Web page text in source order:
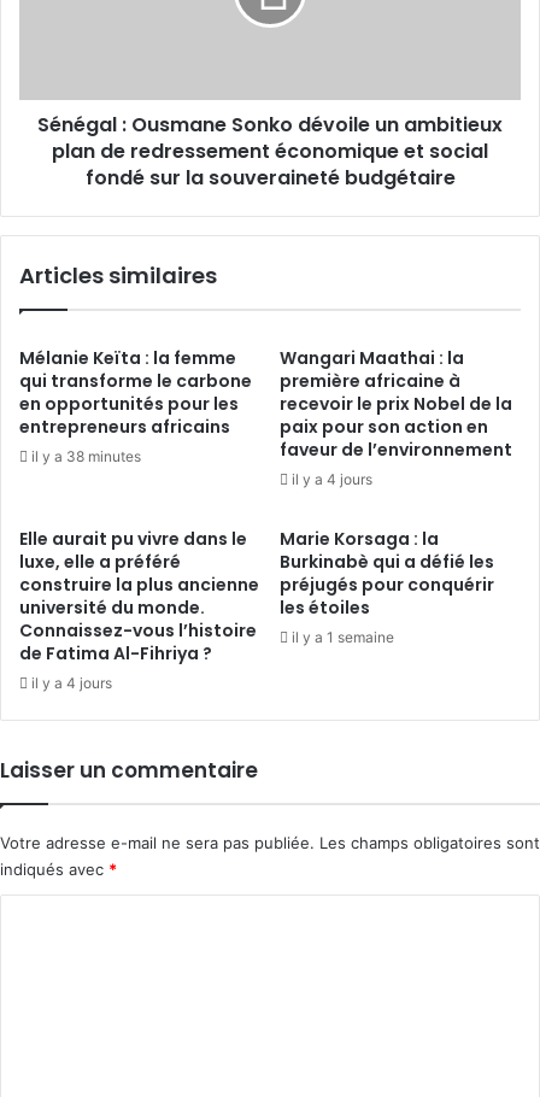
de
redressement
économique
fondé
la
Sénégal : Ousmane Sonko dévoile un ambitieux
plan de redressement économique et social
fondé sur la souveraineté budgétaire
Articles similaires
Mélanie Keïta : la femme
qui transforme le carbone
en opportunités pour les
entrepreneurs africains
il y a 38 minutes
Wangari Maathai : la
première africaine à
recevoir le prix Nobel de la
paix pour son action en
faveur de l’environnement
il y a 4 jours
Elle aurait pu vivre dans le
luxe, elle a préféré
construire la plus ancienne
université du monde.
Connaissez-vous l’histoire
de Fatima Al-Fihriya ?
il y a 4 jours
Marie Korsaga : la
Burkinabè qui a défié les
préjugés pour conquérir
les étoiles
il y a 1 semaine
Laisser un commentaire
Votre adresse e-mail ne sera pas publiée. Les champs obligatoires sont
indiqués avec *